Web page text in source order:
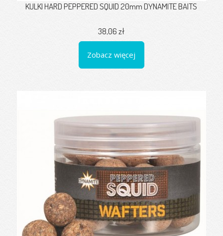
KULKI HARD PEPPERED SQUID 20mm DYNAMITE BAITS
38,06 zł
Zobacz więcej